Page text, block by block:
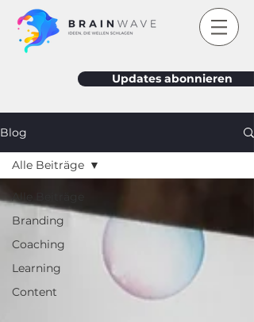
Updates abonnieren
Blog
Alle Beiträge
Branding
Coaching
Learning
Content
Alle Beiträge